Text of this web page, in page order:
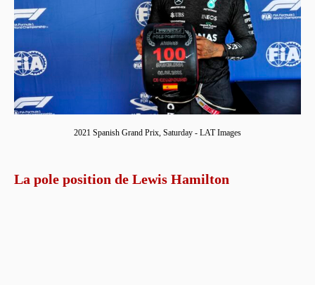
2021 Spanish Grand Prix, Saturday - LAT Images
La pole position de Lewis Hamilton